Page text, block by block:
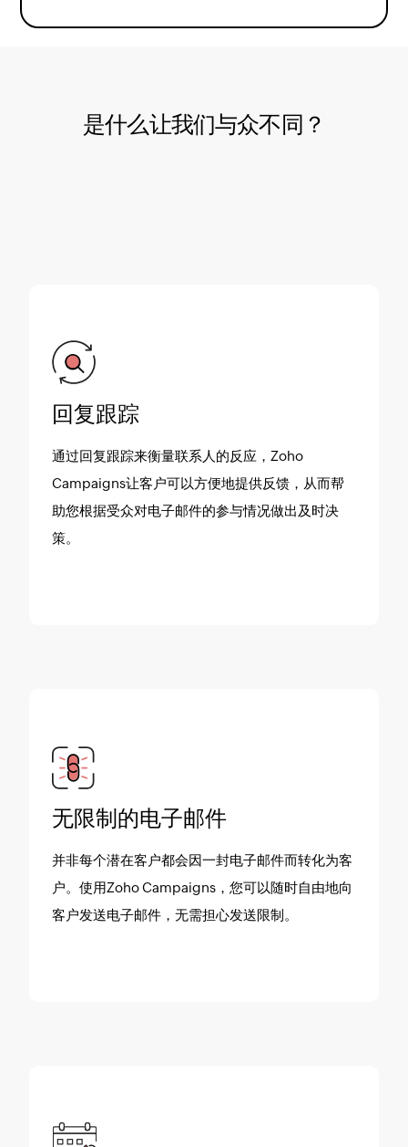
是什么让我们与众不同？
回复跟踪
通过回复跟踪来衡量联系人的反应，Zoho
Campaigns让客户可以方便地提供反馈，从而帮
助您根据受众对电子邮件的参与情况做出及时决
策。
无限制的电子邮件
并非每个潜在客户都会因一封电子邮件而转化为客
户。使用Zoho Campaigns，您可以随时自由地向
客户发送电子邮件，无需担心发送限制。